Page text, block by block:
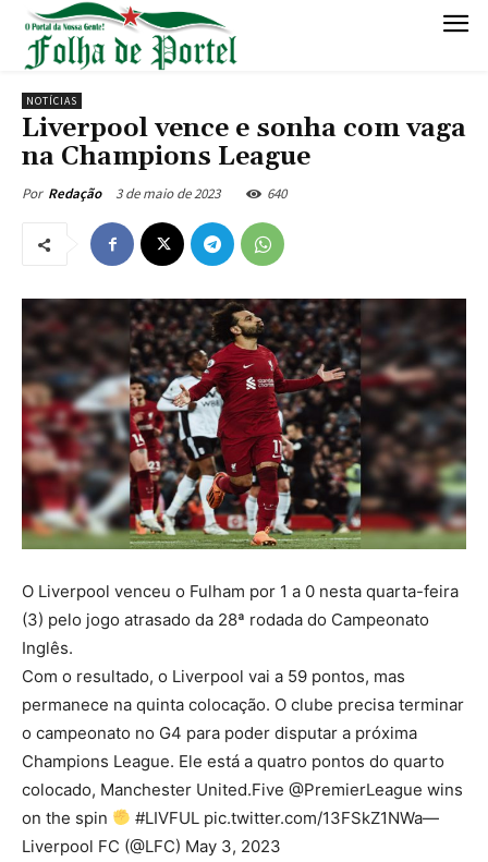
NOTÍCIAS
Liverpool vence e sonha com vaga
na Champions League
Por Redação 3 de maio de 2023 640
O Liverpool venceu o Fulham por 1 a 0 nesta quarta-feira
(3) pelo jogo atrasado da 28ª rodada do Campeonato
Inglês.
Com o resultado, o Liverpool vai a 59 pontos, mas
permanece na quinta colocação. O clube precisa terminar
o campeonato no G4 para poder disputar a próxima
Champions League. Ele está a quatro pontos do quarto
colocado, Manchester United.Five @PremierLeague wins
on the spin
#LIVFUL pic.twitter.com/13FSkZ1NWa—
Liverpool FC (@LFC) May 3, 2023